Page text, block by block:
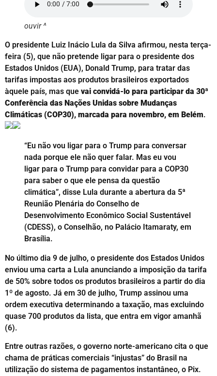
ouvir ^
O presidente Luiz Inácio Lula da Silva afirmou, nesta terça-
feira (5), que não pretende ligar para o presidente dos
Estados Unidos (EUA), Donald Trump, para tratar das
tarifas impostas aos produtos brasileiros exportados
àquele país, mas que vai convidá-lo para participar da 30ª
Conferência das Nações Unidas sobre Mudanças
Climáticas (COP30), marcada para novembro, em Belém.
“Eu não vou ligar para o Trump para conversar
nada porque ele não quer falar. Mas eu vou
ligar para o Trump para convidar para a COP30
para saber o que ele pensa da questão
climática”, disse Lula durante a abertura da 5ª
Reunião Plenária do Conselho de
Desenvolvimento Econômico Social Sustentável
(CDESS), o Conselhão, no Palácio Itamaraty, em
Brasília.
No último dia 9 de julho, o presidente dos Estados Unidos
enviou uma carta a Lula anunciando a imposição da tarifa
de 50% sobre todos os produtos brasileiros a partir do dia
1º de agosto. Já em 30 de julho, Trump assinou uma
ordem executiva determinando a taxação, mas excluindo
quase 700 produtos da lista, que entra em vigor amanhã
(6).
Entre outras razões, o governo norte-americano cita o que
chama de práticas comerciais “injustas” do Brasil na
utilização do sistema de pagamentos instantâneo, o Pix.